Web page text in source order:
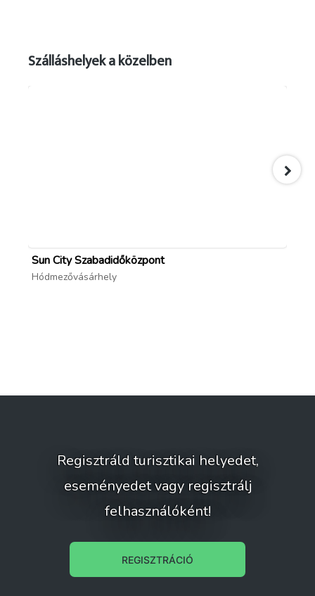
Szálláshelyek a közelben
Sun City Szabadidőközpont
Hódmezővásárhely
Regisztráld turisztikai helyedet,
eseményedet vagy regisztrálj
felhasználóként!
REGISZTRÁCIÓ